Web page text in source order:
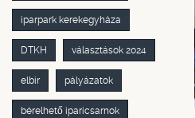
iparpark kerekegyháza
DTKH választások 2024
elbir pályázatok
bérelhető iparicsarnok